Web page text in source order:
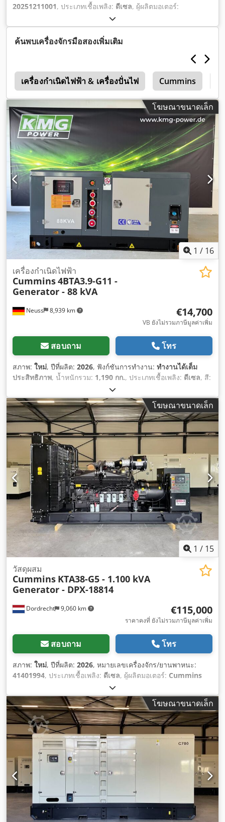
20251211001, ประเภทเชื้อเพลิง: ดีเซล, ผู้ผลิตมอเตอร์:
ค้นพบเครื่องจักรมือสองเพิ่มเติม
เครื่องกำเนิดไฟฟ้า & เครื่องปั่นไฟ Cummins
โฆษณาขนาดเล็ก
1 / 16
Neuss 8,939 km
เครื่องกำเนิดไฟฟ้า
Cummins4BTA3.9-G11 -
Generator - 88 kVA
€14,700
VB ยังไม่รวมภาษีมูลค่าเพิ่ม
สอบถาม โทร
สภาพ: ใหม่, ปีที่ผลิต: 2026, ฟังก์ชันการทำงาน: ทำงานได้เต็ม
ประสิทธิภาพ, น้ำหนักรวม: 1,190 กก., ประเภทเชื้อเพลิง: ดีเซล, สี:
, กำลังไฟฟ้า (ปรากฏ) ต่อเนื่อง:
เอ, ความยาวทั้งหมด:2,500 มม, ความกว้างทั้งหมด:1,000 มม,
ความสูงรวม:1,250 มม, ผู้ผลิตมอเตอร์:Cummins 4BTA3.9-G11,
โฆษณาขนาดเล็ก
1 / 15
Dordrecht 9,060 km
วัสดุผสม
Cummins KTA38-G5 - 1.100 kVA
Generator - DPX-18814
€115,000
ราคาคงที่ ยังไม่รวมภาษีมูลค่าเพิ่ม
สอบถาม โทร
สภาพ: ใหม่, ปีที่ผลิต: 2026, หมายเลขเครื่องจักร/ยานพาหนะ:
41401994, ประเภทเชื้อเพลิง: ดีเซล, ผู้ผลิตมอเตอร์: Cummins
โฆษณาขนาดเล็ก